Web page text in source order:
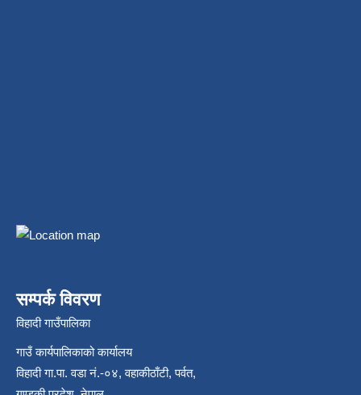
सम्पर्क विवरण
विहादी गाउँपालिका
गाउँ कार्यपालिकाको कार्यालय
विहादी गा.पा. वडा नं.-०४, वहाकीठाँटी, पर्वत,